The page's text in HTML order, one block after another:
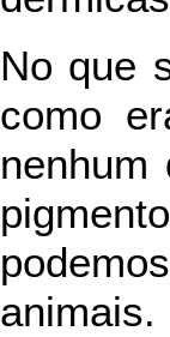
No que
como
animais.